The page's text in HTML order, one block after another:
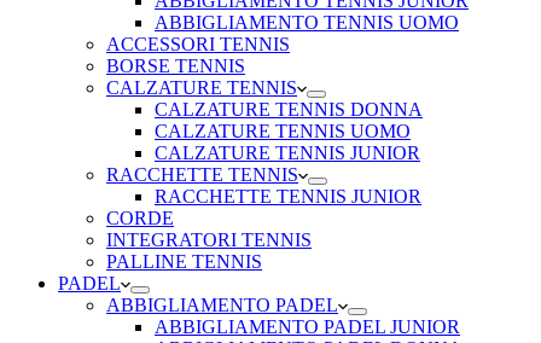
ABBIGLIAMENTO TENNIS UOMO
ACCESSORI TENNIS
BORSE TENNIS
CALZATURE TENNIS
CALZATURE TENNIS DONNA
CALZATURE TENNIS UOMO
CALZATURE TENNIS JUNIOR
RACCHETTE TENNIS
RACCHETTE TENNIS JUNIOR
CORDE
INTEGRATORI TENNIS
PALLINE TENNIS
PADEL
ABBIGLIAMENTO PADEL
ABBIGLIAMENTO PADEL JUNIOR